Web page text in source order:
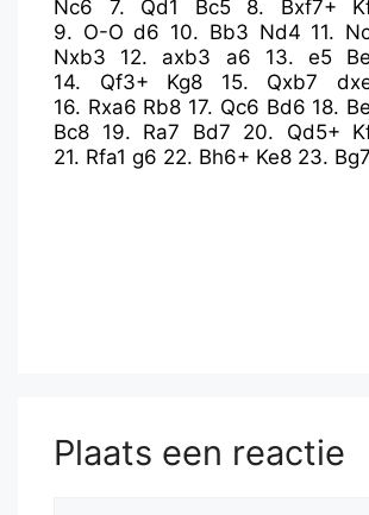
Nc6
7. Qd1 Bc5 8. Bxf7+
9. O-O d6 10. Bb3 Nd4 11.
Nxb3
12. axb3 a6 13. e5
14. Qf3+ Kg8 15. Qxb7
16. Rxa6 Rb8 17. Qc6 Bd6 18.
Bc8 19. Ra7 Bd7 20. Qd5+
21. Rfa1 g6 22. Bh6+ Ke8 23. Bg7
Plaats een reactie